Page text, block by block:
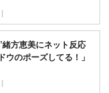
緒方恵美にネット反応
ウのポーズしてる！」